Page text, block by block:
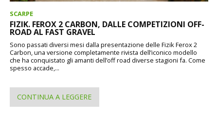
SCARPE
FIZIK. FEROX 2 CARBON, DALLE COMPETIZIONI OFF-
ROAD AL FAST GRAVEL
Sono passati diversi mesi dalla presentazione delle Fizik Ferox 2
Carbon, una versione completamente rivista dell’iconico modello
che ha conquistato gli amanti dell’off road diverse stagioni fa. Come
spesso accade,...
CONTINUA A LEGGERE